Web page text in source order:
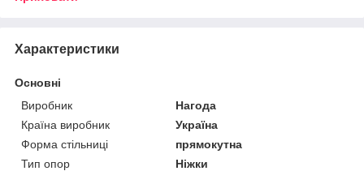
Характеристики
Основні
Виробник
Нагода
Країна виробник
Україна
Форма стільниці
прямокутна
Тип опор
Ніжки